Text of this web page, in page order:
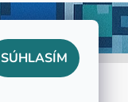
SÚHLASÍM